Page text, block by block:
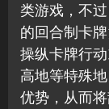
类游戏，不
的回合制卡
操纵卡牌行
高地等特殊
优势，从而将